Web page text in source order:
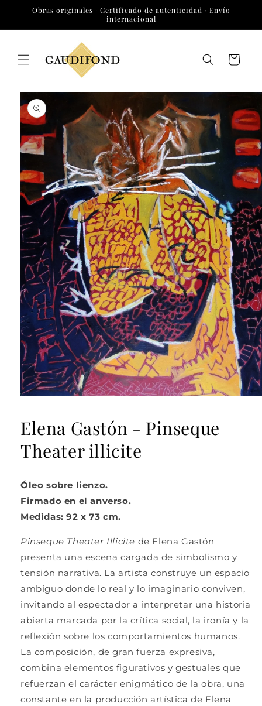
directamente
Obras originales · Certificado de autenticidad · Envío
internacional
Carrito
directamente
información
del producto
1
en
una
ventana
Elena Gastón - Pinseque
Theater illicite
Óleo sobre lienzo.
Firmado en el anverso.
Medidas: 92 x 73 cm.
Pinseque Theater Illicite de Elena Gastón
presenta una escena cargada de simbolismo y
tensión narrativa. La artista construye un espacio
ambiguo donde lo real y lo imaginario conviven,
invitando al espectador a interpretar una historia
abierta marcada por la crítica social, la ironía y la
reflexión sobre los comportamientos humanos.
La composición, de gran fuerza expresiva,
combina elementos figurativos y gestuales que
refuerzan el carácter enigmático de la obra, una
constante en la producción artística de Elena